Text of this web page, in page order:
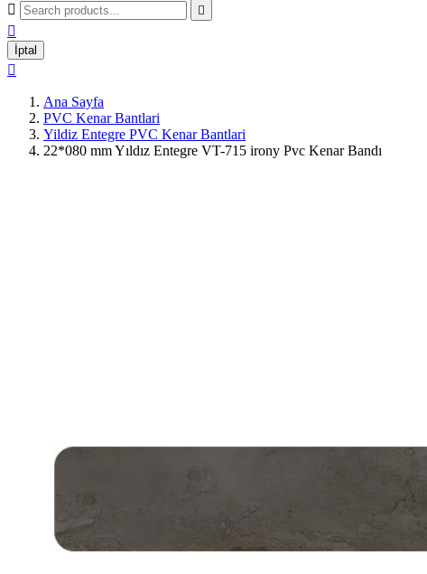
 

İptal

Ana Sayfa
PVC Kenar Bantlari
Yildiz Entegre PVC Kenar Bantlari
22*080 mm Yıldız Entegre VT-715 irony Pvc Kenar Bandı